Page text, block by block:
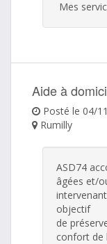
Mes
Aide à
Posté le 04/
Rumilly
ASD74
âgées et/
objectif
de
confort de